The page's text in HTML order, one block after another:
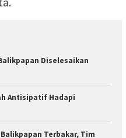
Diselesaikan
Antisipatif Hadapi
Terbakar, Tim